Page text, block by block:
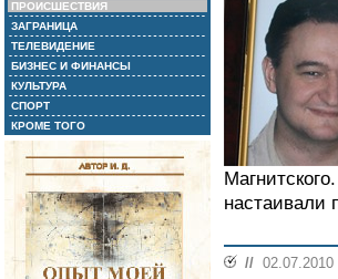
ПРОИСШЕСТВИЯ
ЗАГРАНИЦА
ТЕЛЕВИДЕНИЕ
БИЗНЕС И ФИНАНСЫ
КУЛЬТУРА
СПОРТ
КРОМЕ ТОГО
настаивали
// 02.07.2010